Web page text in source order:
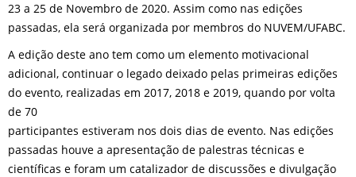
23 a 25 de Novembro de 2020. Assim como nas edições
passadas, ela será organizada por membros do NUVEM/UFABC.
A edição deste ano tem como um elemento motivacional
adicional, continuar o legado deixado pelas primeiras edições
do evento, realizadas em 2017, 2018 e 2019, quando por volta
de 70
participantes estiveram nos dois dias de evento. Nas edições
passadas houve a apresentação de palestras técnicas e
científicas e foram um catalizador de discussões e divulgação